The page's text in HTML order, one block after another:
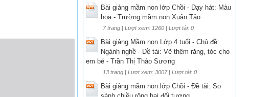
Bài giảng mầm non lớp Chồi - Dạy hát: Màu
hoa - Trường mầm non Xuân Tảo
7 trang | Lượt xem: 1260 | Lượt tải: 0
Bài giảng Mầm non Lớp 4 tuổi - Chủ đề:
Ngành nghề - Đề tài: Vẽ thêm răng, tóc cho
em bé - Trần Thị Thảo Sương
13 trang | Lượt xem: 3007 | Lượt tải: 0
Bài giảng mầm non lớp Chồi - Đề tài: So